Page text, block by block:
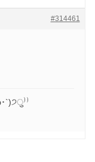
#314461
･`)੭ु⁾⁾